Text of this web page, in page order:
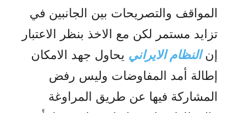
المواقف والتصريحات بين الجانبين في
تزايد مستمر لکن مع الاخذ بنظر الاعتبار
إنالنظام الايراني يحاول جهد الامکان
إطالة أمد المفاوضات وليس رفض
المشارکة فيها عن طريق المراوغة